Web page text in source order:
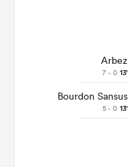
Arbez
7 - 0 13'
Bourdon Sansus
5 - 0 13'